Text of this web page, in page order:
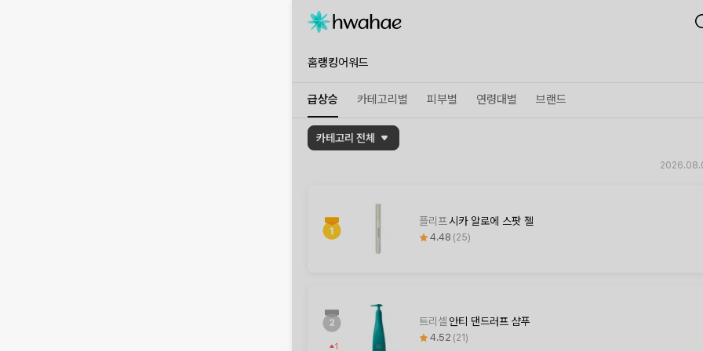
홈랭킹어워드
급상승 카테고리별 피부별 연령대별 브랜드
{"item":
[1899998,2140000,2124470]}
카테고리 전체
플리프시카 알로에 스팟 젤
4.48 25
1
트리셀 안티 댄드러프 샴푸
4.52 21